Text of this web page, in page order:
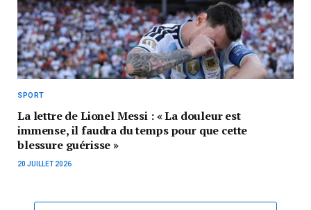
SPORT
La lettre de Lionel Messi : « La douleur est
immense, il faudra du temps pour que cette
blessure guérisse »
20 JUILLET 2026